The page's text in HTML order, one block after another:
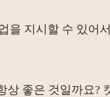
을 지시할 수 있
좋은 것일까요?